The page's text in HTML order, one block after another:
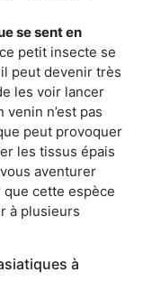
se sent en
petit insecte se
peut devenir très
les voir lancer
n’est pas
peut provoquer
les tissus épais
aventurer
que cette espèce
à plusieurs
à